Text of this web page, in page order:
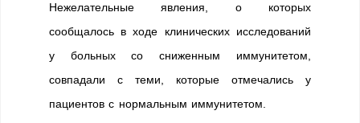
Нежелательные явления, о которых
сообщалось в ходе клинических исследований
у больных со сниженным иммунитетом,
совпадали с теми, которые отмечались у
пациентов с нормальным иммунитетом.